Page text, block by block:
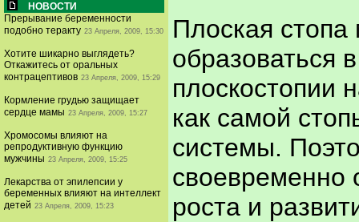
НОВОСТИ
Прерывание беременности
подобно теракту 23 Апреля, 2009, 15:30
Хотите шикарно выглядеть?
Откажитесь от оральных
контрацептивов 23 Апреля, 2009, 15:29
Кормление грудью защищает
сердце мамы 23 Апреля, 2009, 15:27
Хромосомы влияют на
репродуктивную функцию
мужчины 23 Апреля, 2009, 15:25
Лекарства от эпилепсии у
беременных влияют на интеллект
детей 23 Апреля, 2009, 15:23
Плоская
образоваться
плоскостопии
как самой
системы.
своевременно
роста и